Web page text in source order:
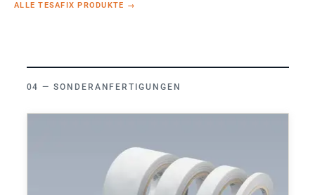
ALLE TESAFIX PRODUKTE →
SONDERANFERTIGUNGEN